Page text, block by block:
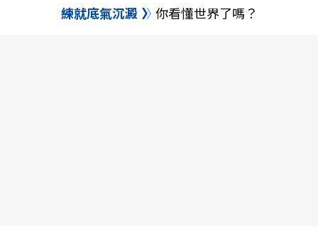
練就底氣沉澱 你看懂世界了嗎？